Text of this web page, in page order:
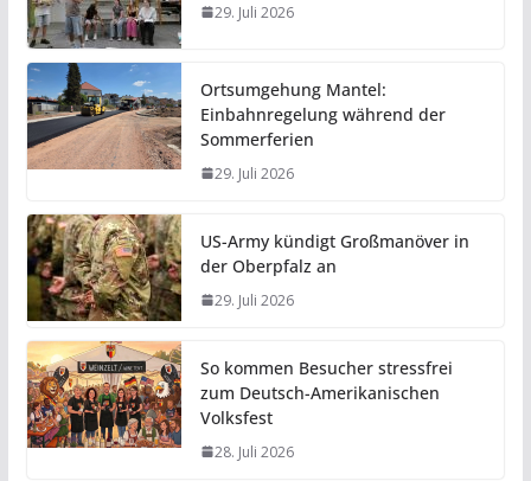
29. Juli 2026
Ortsumgehung Mantel:
Einbahnregelung während der
Sommerferien
29. Juli 2026
US-Army kündigt Großmanöver in
der Oberpfalz an
29. Juli 2026
So kommen Besucher stressfrei
zum Deutsch-Amerikanischen
Volksfest
28. Juli 2026